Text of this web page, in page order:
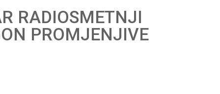
RADIOSMETNJI
PROMJENJIVE